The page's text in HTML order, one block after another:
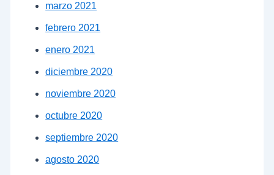
marzo 2021
febrero 2021
enero 2021
diciembre 2020
noviembre 2020
octubre 2020
septiembre 2020
agosto 2020